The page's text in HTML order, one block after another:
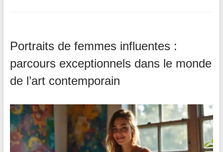
Portraits de femmes influentes :
parcours exceptionnels dans le monde
de l’art contemporain